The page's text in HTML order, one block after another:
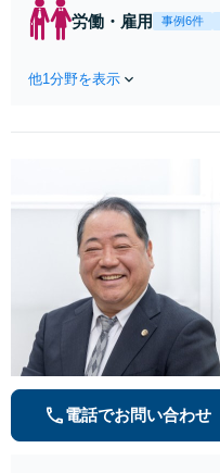
労働・雇用 事例6件
他1分野を表示
電話でお問い合わせ